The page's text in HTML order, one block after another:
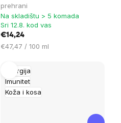
prehrani
Na skladištu > 5 komada
Sri 12.8. kod vas
€14,24
Cijena
€47,47 / 100 ml
Energija
Imunitet
Koža i kosa